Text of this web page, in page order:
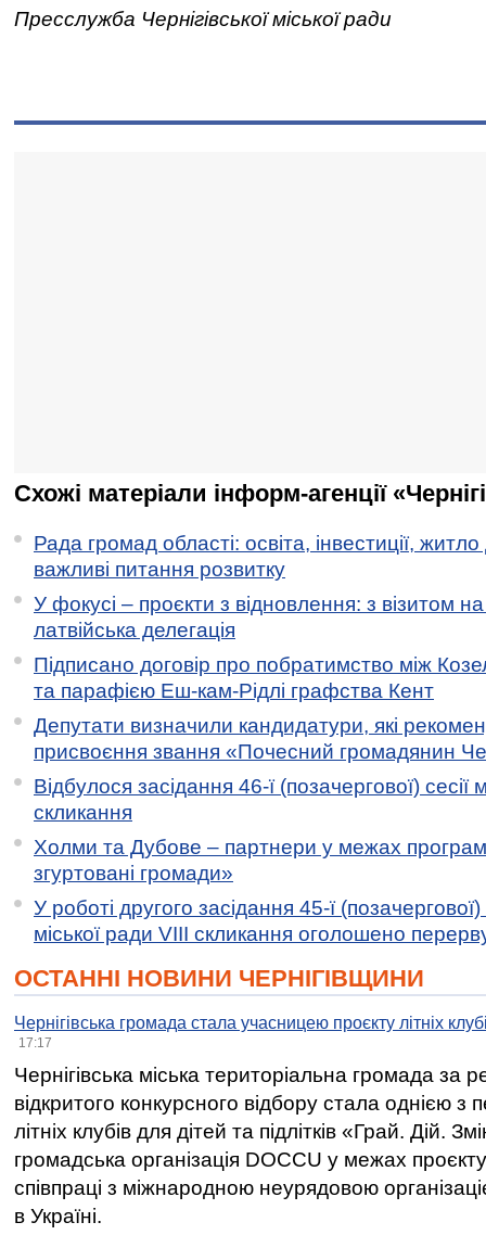
Пресслужба Чернігівської міської ради
Схожі матеріали інформ-агенції
Рада громад області: освіта, інвестиції,
важливі питання розвитку
У фокусі – проєкти з відновлення: з візитом
латвійська делегація
Підписано договір про побратимство між
та парафією Еш-кам-Рідлі графства Кент
Депутати визначили кандидатури, які
присвоєння звання «Почесний громадянин
Відбулося засідання 46-ї (позачергової) сесії
скликання
Холми та Дубове – партнери у межах
згуртовані громади»
У роботі другого засідання 45-ї (позачергової)
міської ради VIII скликання оголошено
ОСТАННІ НОВИНИ ЧЕРНІГІВЩИНИ
Чернігівська громада стала учасницею проєкту літніх
17:17
Чернігівська міська територіальна громада за
відкритого конкурсного відбору стала однією
літніх клубів для дітей та підлітків «Грай. Дій.
громадська організація DOCCU у межах
співпраці з міжнародною неурядовою
в Україні.